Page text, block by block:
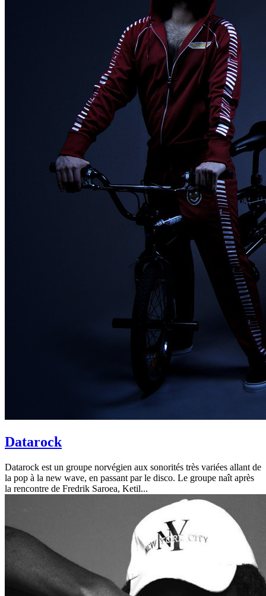
Datarock
Datarock est un groupe norvégien aux sonorités très variées allant de
la pop à la new wave, en passant par le disco. Le groupe naît après
la rencontre de Fredrik Saroea, Ketil...